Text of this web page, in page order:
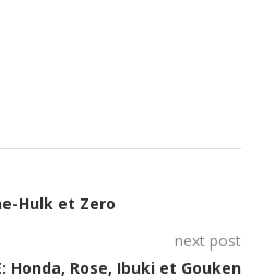
Hulk et Zero
next post
Honda, Rose, Ibuki et Gouken